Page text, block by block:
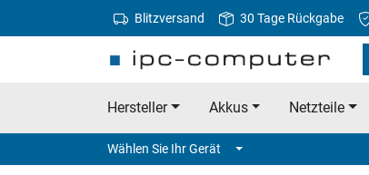
Blitzversand 30 Tage Rückgabe
Hersteller Akkus Netzteile
Wählen Sie Ihr Gerät